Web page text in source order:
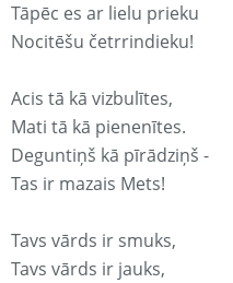
Tāpēc es ar lielu prieku
Nocitēšu četrrindieku!
Acis tā kā vizbulītes,
Mati tā kā pienenītes.
Deguntiņš kā pīrādziņš -
Tas ir mazais Mets!
Tavs vārds ir smuks,
Tavs vārds ir jauks,